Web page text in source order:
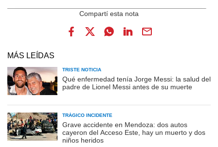
MÁS LEÍDAS
TRISTE NOTICIA
Qué enfermedad tenía Jorge Messi: la salud del
padre de Lionel Messi antes de su muerte
TRÁGICO INCIDENTE
Grave accidente en Mendoza: dos autos
cayeron del Acceso Este, hay un muerto y dos
niños heridos